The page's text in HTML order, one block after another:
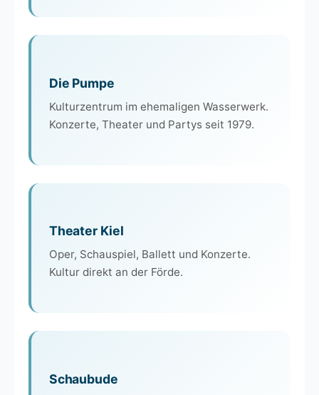
Die Pumpe
Kulturzentrum im ehemaligen Wasserwerk.
Konzerte, Theater und Partys seit 1979.
Theater Kiel
Oper, Schauspiel, Ballett und Konzerte.
Kultur direkt an der Förde.
Schaubude